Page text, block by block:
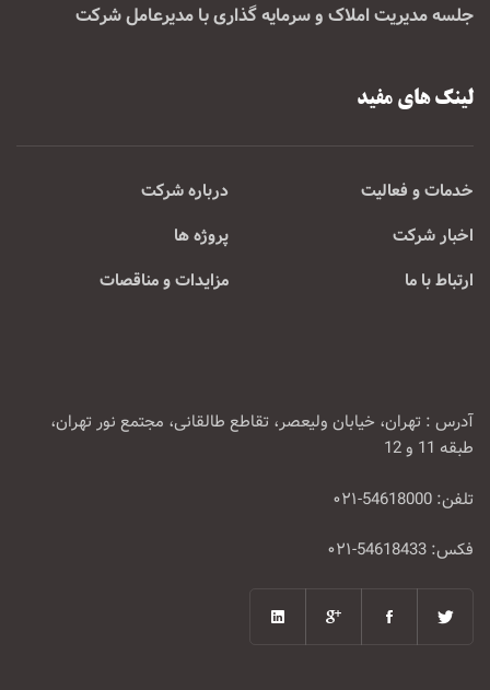
جلسه مدیریت املاک و سرمایه گذاری با مدیرعامل شرکت
لینک های مفید
خدمات و فعالیت
درباره شرکت
اخبار شرکت
پروژه ها
ارتباط با ما
مزایدات و مناقصات
آدرس : تهران، خیابان ولیعصر، تقاطع طالقانی، مجتمع نور تهران،
طبقه 11 و 12
تلفن: 54618000-۰۲۱
فکس: 54618433-۰۲۱